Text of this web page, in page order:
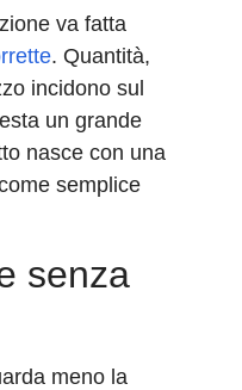
va fatta
. Quantità,
incidono sul
un grande
nasce con una
semplice
senza
meno la